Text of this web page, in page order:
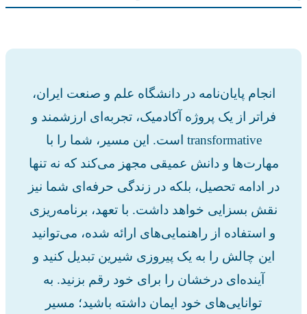
انجام پایان‌نامه در دانشگاه علم و صنعت ایران،
فراتر از یک پروژه آکادمیک، تجربه‌ای ارزشمند و
transformative است. این مسیر، شما را با
مهارت‌ها و دانش عمیقی مجهز می‌کند که نه تنها
در ادامه تحصیل، بلکه در زندگی حرفه‌ای شما نیز
نقش بسزایی خواهد داشت. با تعهد، برنامه‌ریزی
و استفاده از راهنمایی‌های ارائه شده، می‌توانید
این چالش را به یک پیروزی شیرین تبدیل کنید و
آینده‌ای درخشان را برای خود رقم بزنید. به
توانایی‌های خود ایمان داشته باشید؛ مسیر